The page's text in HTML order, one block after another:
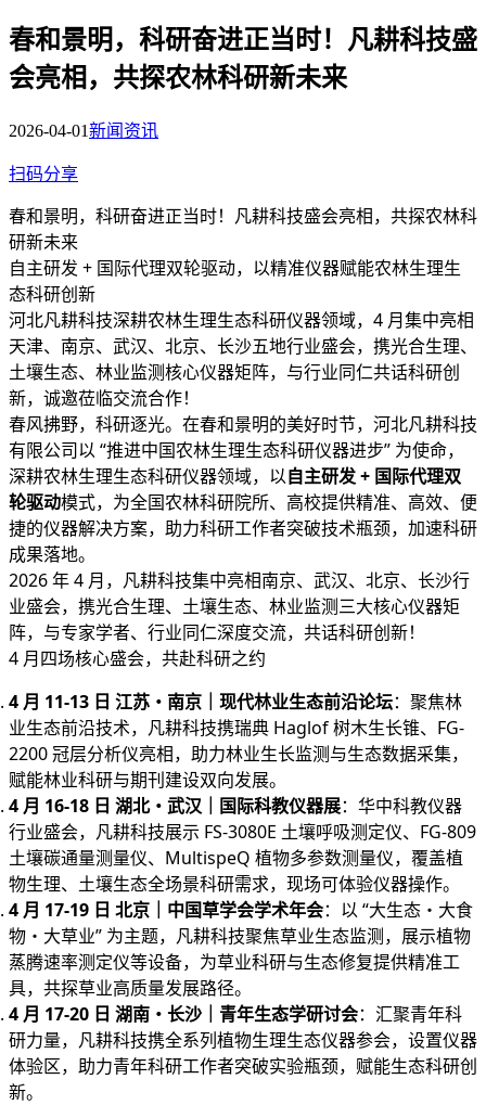
春和景明，科研奋进正当时！凡耕科技盛
会亮相，共探农林科研新未来
2026-04-01新闻资讯
扫码分享
春和景明，科研奋进正当时！凡耕科技盛会亮相，共探农林科
研新未来
自主研发 + 国际代理双轮驱动，以精准仪器赋能农林生理生
态科研创新
河北凡耕科技深耕农林生理生态科研仪器领域，4 月集中亮相
天津、南京、武汉、北京、长沙五地行业盛会，携光合生理、
土壤生态、林业监测核心仪器矩阵，与行业同仁共话科研创
新，诚邀莅临交流合作！
春风拂野，科研逐光。在春和景明的美好时节，河北凡耕科技
有限公司以 “推进中国农林生理生态科研仪器进步” 为使命，
深耕农林生理生态科研仪器领域，以自主研发 + 国际代理双
轮驱动模式，为全国农林科研院所、高校提供精准、高效、便
捷的仪器解决方案，助力科研工作者突破技术瓶颈，加速科研
成果落地。
2026 年 4 月，凡耕科技集中亮相南京、武汉、北京、长沙行
业盛会，携光合生理、土壤生态、林业监测三大核心仪器矩
阵，与专家学者、行业同仁深度交流，共话科研创新！
4 月四场核心盛会，共赴科研之约
4 月 11-13 日 江苏・南京｜现代林业生态前沿论坛：聚焦林
业生态前沿技术，凡耕科技携瑞典 Haglof 树木生长锥、FG-
2200 冠层分析仪亮相，助力林业生长监测与生态数据采集，
赋能林业科研与期刊建设双向发展。
4 月 16-18 日 湖北・武汉｜国际科教仪器展：华中科教仪器
行业盛会，凡耕科技展示 FS-3080E 土壤呼吸测定仪、FG-809
土壤碳通量测量仪、MultispeQ 植物多参数测量仪，覆盖植
物生理、土壤生态全场景科研需求，现场可体验仪器操作。
4 月 17-19 日 北京｜中国草学会学术年会：以 “大生态・大食
物・大草业” 为主题，凡耕科技聚焦草业生态监测，展示植物
蒸腾速率测定仪等设备，为草业科研与生态修复提供精准工
具，共探草业高质量发展路径。
4 月 17-20 日 湖南・长沙｜青年生态学研讨会：汇聚青年科
研力量，凡耕科技携全系列植物生理生态仪器参会，设置仪器
体验区，助力青年科研工作者突破实验瓶颈，赋能生态科研创
新。